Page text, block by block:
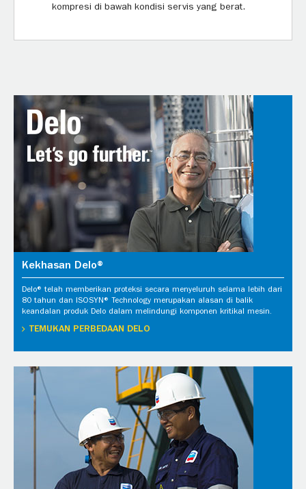
kompresi di bawah kondisi servis yang berat.
Kekhasan Delo®
Delo® telah memberikan proteksi secara menyeluruh selama lebih dari
80 tahun dan ISOSYN® Technology merupakan alasan di balik
keandalan produk Delo dalam melindungi komponen kritikal mesin.
TEMUKAN PERBEDAAN DELO